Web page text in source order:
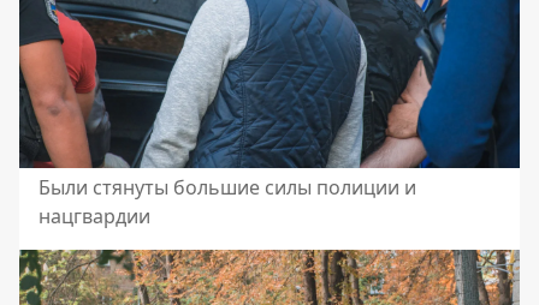
Были стянуты большие силы полиции и
нацгвардии